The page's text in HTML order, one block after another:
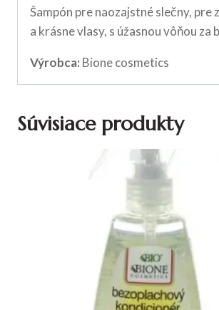
Šampón pre naozajstné slečny, pre
a krásne vlasy, s úžasnou vôňou za
Výrobca: Bione cosmetics
Súvisiace produkty